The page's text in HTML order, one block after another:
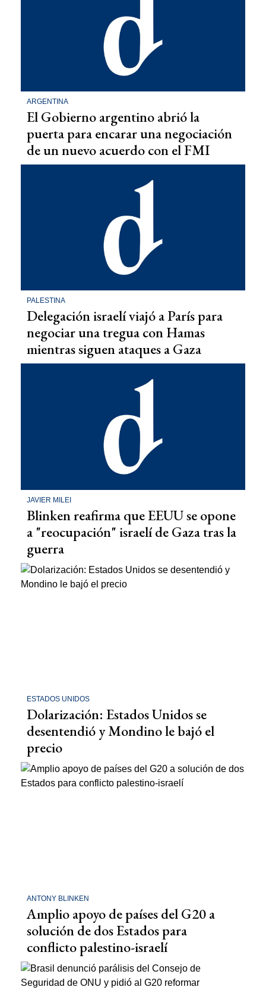
ARGENTINA
El Gobierno argentino abrió la
puerta para encarar una negociación
de un nuevo acuerdo con el FMI
PALESTINA
Delegación israelí viajó a París para
negociar una tregua con Hamas
mientras siguen ataques a Gaza
JAVIER MILEI
Blinken reafirma que EEUU se opone
a "reocupación" israelí de Gaza tras la
guerra
ESTADOS UNIDOS
Dolarización: Estados Unidos se
desentendió y Mondino le bajó el
precio
ANTONY BLINKEN
Amplio apoyo de países del G20 a
solución de dos Estados para
conflicto palestino-israelí